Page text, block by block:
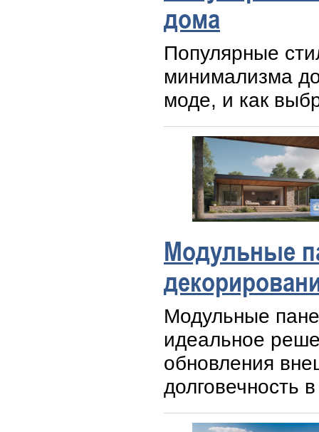
дома
Популярные
минимализма
моде, и как
Модульные
Модульные
идеальное
обновления
долговечность